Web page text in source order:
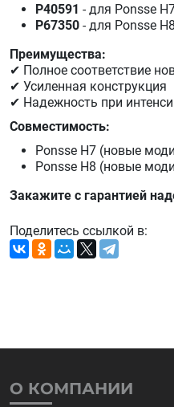
P40591 - для Ponsse
P67350 - для Ponsse Н8
Преимущества:
✔ Полное соответствие
✔ Усиленная конструкция
✔ Надежность при
Совместимость:
Ponsse Н7 (новые
Ponsse Н8 (новые
Закажите с гарантией
Поделитесь ссылкой в:
О КОМПАНИИ